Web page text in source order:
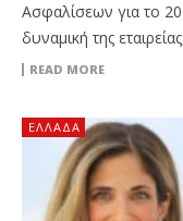
Ασφαλίσεων για το
δυναμική της
READ MORE
ΕΛΛΆΔΑ